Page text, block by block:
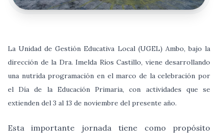
La Unidad de Gestión Educativa Local (UGEL) Ambo, bajo la
dirección de la Dra. Imelda Ríos Castillo, viene desarrollando
una nutrida programación en el marco de la celebración por
el Día de la Educación Primaria, con actividades que se
extienden del 3 al 13 de noviembre del presente año.
Esta importante jornada tiene como propósito